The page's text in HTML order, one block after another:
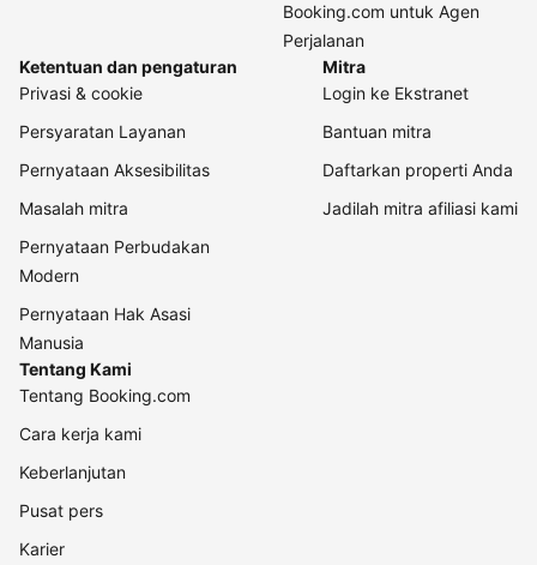
Booking.com untuk Agen
Perjalanan
Ketentuan dan pengaturan
Privasi & cookie
Persyaratan Layanan
Pernyataan Aksesibilitas
Masalah mitra
Pernyataan Perbudakan
Modern
Pernyataan Hak Asasi
Manusia
Mitra
Login ke Ekstranet
Bantuan mitra
Daftarkan properti Anda
Jadilah mitra afiliasi kami
Tentang Kami
Tentang Booking.com
Cara kerja kami
Keberlanjutan
Pusat pers
Karier